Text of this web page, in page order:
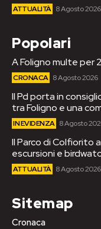
ATTUALITÀ 8 Agosto 2026
Popolari
A Foligno multe per
CRONACA 8 Agosto 2026
Il Pd porta in
tra Foligno e una
IN EVIDENZA 8 Agosto
Il Parco di Colfiorito
escursioni e
ATTUALITÀ 8 Agosto 2026
Sitemap
Cronaca